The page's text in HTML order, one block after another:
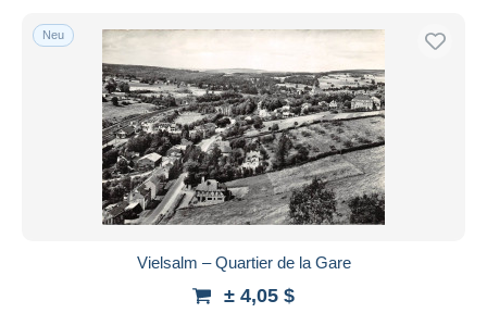
Neu
Vielsalm – Quartier de la Gare
± 4,05 $